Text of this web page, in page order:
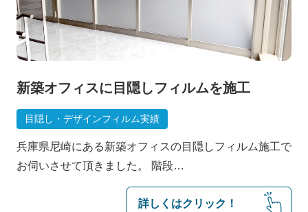
料金の目安
新築オフィスに目隠しフィルムを施工
目隠し・デザインフィルム実績
兵庫県尼崎にある新築オフィスの目隠しフィルム施工で
お伺いさせて頂きました。 階段…
詳しくはクリック！